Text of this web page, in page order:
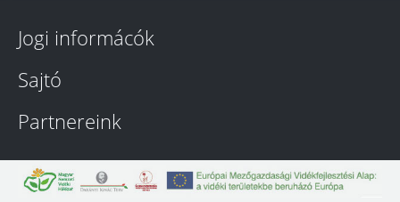
Jogi informácók
Sajtó
Partnereink